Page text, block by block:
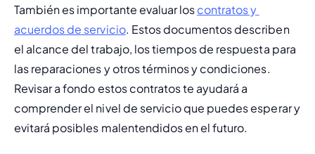
También es importante evaluar los contratos y
acuerdos de servicio. Estos documentos describen
el alcance del trabajo, los tiempos de respuesta para
las reparaciones y otros términos y condiciones.
Revisar a fondo estos contratos te ayudará a
comprender el nivel de servicio que puedes esperar y
evitará posibles malentendidos en el futuro.